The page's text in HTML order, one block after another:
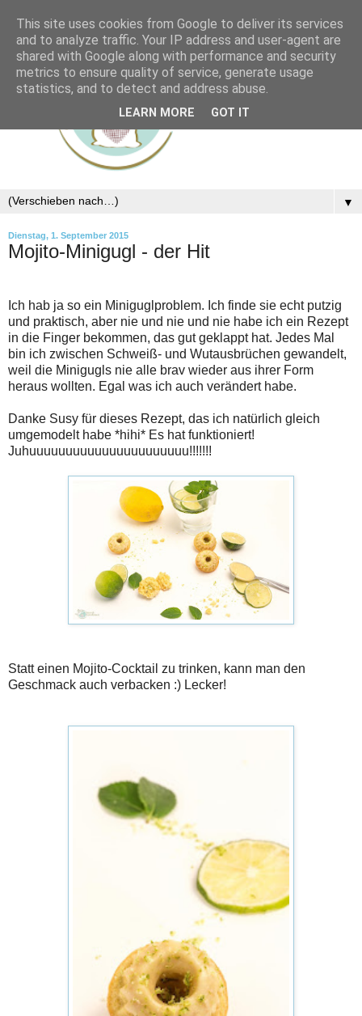
▼
Dienstag, 1. September 2015
Mojito-Minigugl - der Hit
Ich hab ja so ein Miniguglproblem. Ich finde sie echt putzig
und praktisch, aber nie und nie und nie habe ich ein Rezept
in die Finger bekommen, das gut geklappt hat. Jedes Mal
bin ich zwischen Schweiß- und Wutausbrüchen gewandelt,
weil die Minigugls nie alle brav wieder aus ihrer Form
heraus wollten. Egal was ich auch verändert habe.
Danke Susy für dieses Rezept, das ich natürlich gleich
umgemodelt habe *hihi* Es hat funktioniert!
Juhuuuuuuuuuuuuuuuuuuuuuu!!!!!!!
Statt einen Mojito-Cocktail zu trinken, kann man den
Geschmack auch verbacken :) Lecker!
This site uses cookies from Google to deliver its services
and to analyze traffic. Your IP address and user-agent are
shared with Google along with performance and security
metrics to ensure quality of service, generate usage
statistics, and to detect and address abuse.
LEARN MORE GOT IT